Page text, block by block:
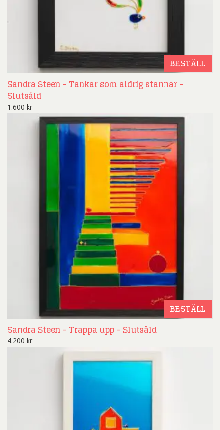
BESTÄLL
Sandra Steen – Tankar som aldrig stannar –
Slutsåld
1.600 kr
BESTÄLL
Sandra Steen – Trappa upp – Slutsåld
4.200 kr